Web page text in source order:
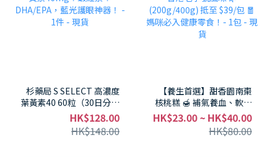
杉藥局 S SELECT 高濃度
葉黃素40 60粒（30日分）
– 葉黃素40mg＋蝦紅素＋
DHA/EPA，藍光護眼神
器！ - 1件 - 現貨
HK$128.00
HK$148.00
【養生首選】甜香園南棗
核桃糕 🍯 補氣養血、軟糯
香甜 香港老字號風味 🌿
(200g/400g) 抵至 $39/包
🧧 媽咪必入健康零食！- 1
HK$23.00 ~ HK$40.00
HK$80.00